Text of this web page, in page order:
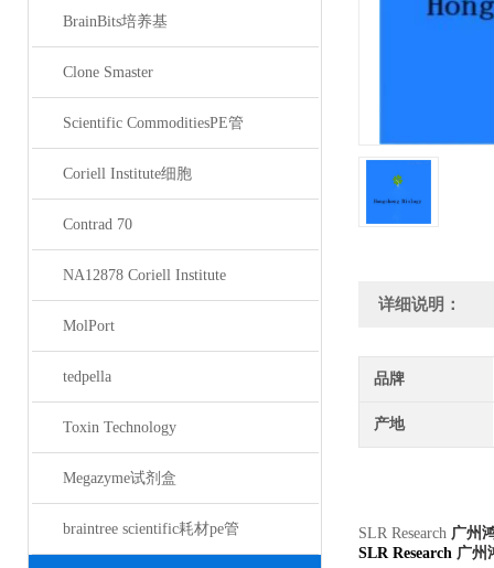
BrainBits培养基
Clone Smaster
Scientific CommoditiesPE管
Coriell Institute细胞
Contrad 70
NA12878 Coriell Institute
MolPort
tedpella
Toxin Technology
Megazyme试剂盒
braintree scientific耗材pe管
详细说明：
品牌
产地
SLR Research 广州
SLR Research 广州